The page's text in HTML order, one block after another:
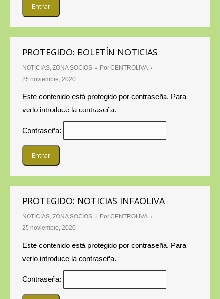
PROTEGIDO: BOLETÍN NOTICIAS
NOTICIAS, ZONA SOCIOS Por CENTROLIVA
25 noviembre, 2020
Este contenido está protegido por contraseña. Para
verlo introduce la contraseña.
Contraseña:
PROTEGIDO: NOTICIAS INFAOLIVA
NOTICIAS, ZONA SOCIOS Por CENTROLIVA
25 noviembre, 2020
Este contenido está protegido por contraseña. Para
verlo introduce la contraseña.
Contraseña: